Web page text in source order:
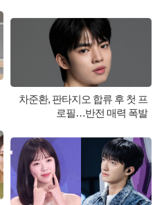
차준환, 판타지오 합류 후 첫 프
로필…반전 매력 폭발